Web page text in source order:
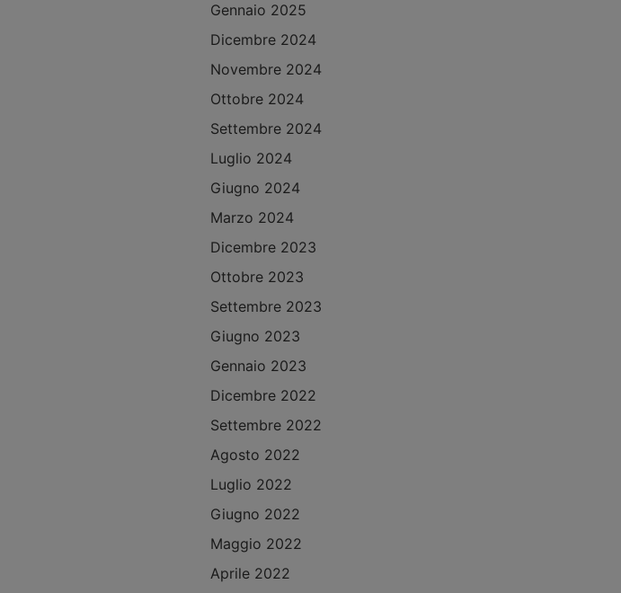
Gennaio 2025
Dicembre 2024
Novembre 2024
Ottobre 2024
Settembre 2024
Luglio 2024
Giugno 2024
Marzo 2024
Dicembre 2023
Ottobre 2023
Settembre 2023
Giugno 2023
Gennaio 2023
Dicembre 2022
Settembre 2022
Agosto 2022
Luglio 2022
Giugno 2022
Maggio 2022
Aprile 2022